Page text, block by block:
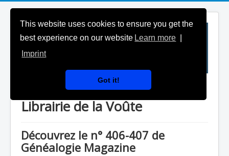
This website uses cookies to ensure you get the
best experience on our website Learn more
Imprint
Got it!
Généalogie Magazine & la
Librairie de la Voûte
Découvrez le n° 406-407 de
Généalogie Magazine